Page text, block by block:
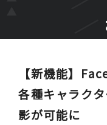
【新機能】
各種キャラク
影が可能に